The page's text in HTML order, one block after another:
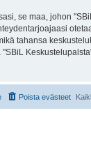
se maa, johon
tahansa
Poista evästeet